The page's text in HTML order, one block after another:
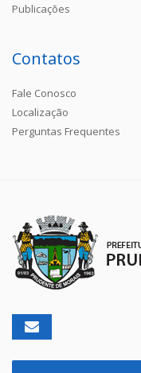
Publicações
Contatos
Fale Conosco
Localização
Perguntas Frequentes